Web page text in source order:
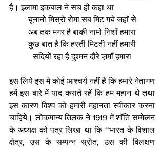
है। इलामा इकबाल ने सच ही कहा था
यूनानो मिस्रो रोमा सब मिट गये जहाॅं से
अब तक मगर है बाकी नामो निशाॅं हमारा
कुछ बात है कि हस्ती मिटती नहीं हमारी
सदियों रहा है दुश्मन दौरे ज़माॅं हमारा
इस लिये इस मे कोई आश्चर्य नहीं है कि हमारे नेतागण
हमें इस बारे में याद कराते रहें कि हम महान थे तथा
इस कारण विश्व को हमारी महानता स्वीकार करना
चाहिये। लोकमान्य तिलक ने 1919 में शाॅंति सम्मेलन
के अध्यक्ष को पत्र लिखा था कि ‘‘भारत के विशाल
क्षेत्र, उस के सम्पन्न स्रोत, उस की विलक्षण